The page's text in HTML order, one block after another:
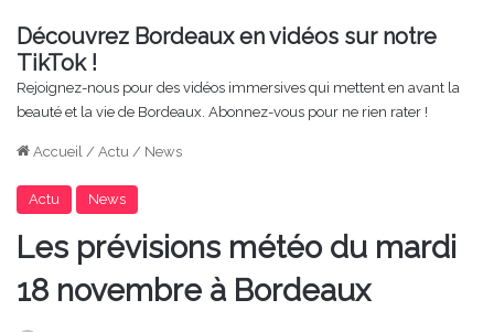
Découvrez Bordeaux en vidéos sur notre
TikTok !
Rejoignez-nous pour des vidéos immersives qui mettent en avant la
beauté et la vie de Bordeaux. Abonnez-vous pour ne rien rater !
Accueil / Actu / News
Actu News
Les prévisions météo du mardi
18 novembre à Bordeaux